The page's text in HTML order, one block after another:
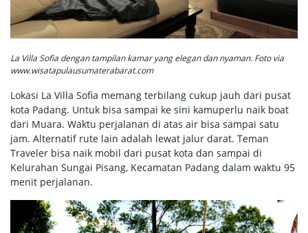
La Villa Sofia dengan tampilan kamar yang elegan dan nyaman. Foto via
www.wisatapulausumaterabarat.com
Lokasi La Villa Sofia memang terbilang cukup jauh dari pusat
kota Padang. Untuk bisa sampai ke sini kamuperlu naik boat
dari Muara. Waktu perjalanan di atas air bisa sampai satu
jam. Alternatif rute lain adalah lewat jalur darat. Teman
Traveler bisa naik mobil dari pusat kota dan sampai di
Kelurahan Sungai Pisang, Kecamatan Padang dalam waktu 95
menit perjalanan.